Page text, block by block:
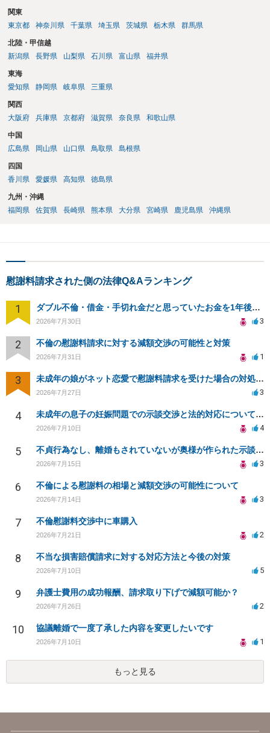
関東
東京都
神奈川県 千葉県 埼玉県 茨城県 栃木県 群馬県
北陸・甲信越
新潟県
長野県 山梨県 石川県 富山県 福井県
東海
愛知県
静岡県 岐阜県 三重県
関西
大阪府
兵庫県 京都府 滋賀県 奈良県 和歌山県
中国
広島県
岡山県 山口県 鳥取県 島根県
四国
香川県
愛媛県 高知県 徳島県
九州・沖縄
福岡県
佐賀県 長崎県 熊本県 大分県 宮崎県 鹿児島県 沖縄県
慰謝料請求された側の法律Q&Aランキング
1 ダブル不倫・借金・手切れ金だと思っていたお金を1年後いまさら脅迫罪として通知書が来てまとめて請求
2026年7月30日 3
2 不倫の慰謝料請求に対する減額交渉の可能性と対策
2026年7月31日 1
3 未成年の娘がネット恋愛で慰謝料請求を受けた場合の対処法は？
2026年7月27日 3
4 未成年の息子の妊娠問題での示談交渉と法的対応について相談
2026年7月10日 4
5 不貞行為なし、離婚もされていないが奥様が作られた示談書にサインをしてしまいました。効力はありますか？
2026年7月15日 3
6 不倫による慰謝料の相場と減額交渉の可能性について
2026年7月14日 3
7 不倫慰謝料交渉中に車購入
2026年7月21日 2
8 不当な損害賠償請求に対する対応方法と今後の対策
2026年7月10日 5
9 弁護士費用の成功報酬、請求取り下げで減額可能か？
2026年7月26日 2
10 協議離婚で一度了承した内容を変更したいです
2026年7月10日 1
もっと見る